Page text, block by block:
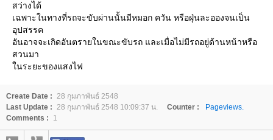
สว่างได้
เฉพาะในทางที่รถจะขับผ่านนั้นมีหมอก ควัน หรือฝุ่นละอองจนเป็น
อุปสรรค
อันอาจจะเกิดอันตรายในขณะขับรถ และเมื่อไม่มีรถอยู่ด้านหน้าหรือ
สวนมา
นระยะของแสงไฟ
Create Date : 28 กุมภาพันธ์ 2548
Last Update : 28 กุมภาพันธ์ 2548 10:09:37 น. Counter :
Pageviews.
Comments :
1